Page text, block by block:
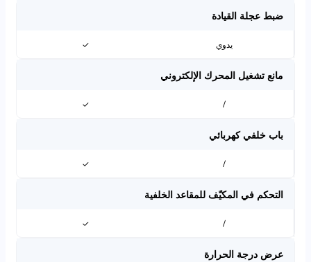
ضبط عجلة القيادة
يدوي ✓
مانع تشغيل المحرك الإلكتروني
/
✓
باب خلفي كهربائي
/
✓
التحكم في المكيّف للمقاعد الخلفية
/
✓
عرض درجة الحرارة